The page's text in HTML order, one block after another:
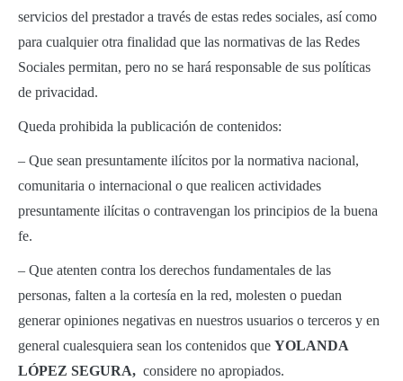
servicios del prestador a través de estas redes sociales, así como
para cualquier otra finalidad que las normativas de las Redes
Sociales permitan, pero no se hará responsable de sus políticas
de privacidad.
Queda prohibida la publicación de contenidos:
– Que sean presuntamente ilícitos por la normativa nacional,
comunitaria o internacional o que realicen actividades
presuntamente ilícitas o contravengan los principios de la buena
fe.
– Que atenten contra los derechos fundamentales de las
personas, falten a la cortesía en la red, molesten o puedan
generar opiniones negativas en nuestros usuarios o terceros y en
general cualesquiera sean los contenidos que YOLANDA
LÓPEZ SEGURA, considere no apropiados.